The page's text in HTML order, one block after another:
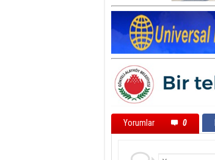
Yorumlar 0